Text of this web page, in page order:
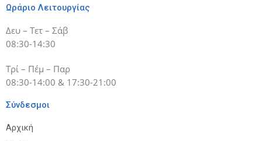
Ωράριο Λειτουργίας
Δευ – Τετ – Σάβ
08:30-14:30
Τρί – Πέμ – Παρ
08:30-14:00 & 17:30-21:00
Σύνδεσμοι
Αρχική